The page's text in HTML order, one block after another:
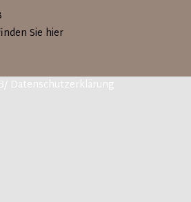
Sie hier
Datenschutzerklärung